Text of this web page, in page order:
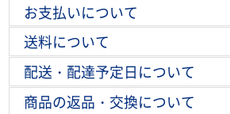
お支払いについて
送料について
配送・配達予定日について
商品の返品・交換について